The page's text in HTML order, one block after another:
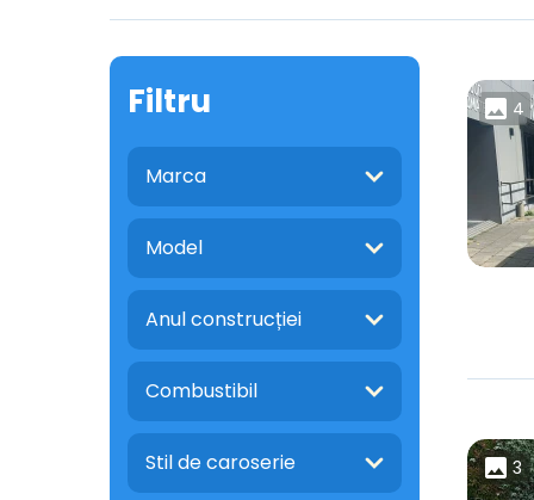
Filtru
Marca
Model
Anul construcției
Combustibil
Stil de caroserie
4
3